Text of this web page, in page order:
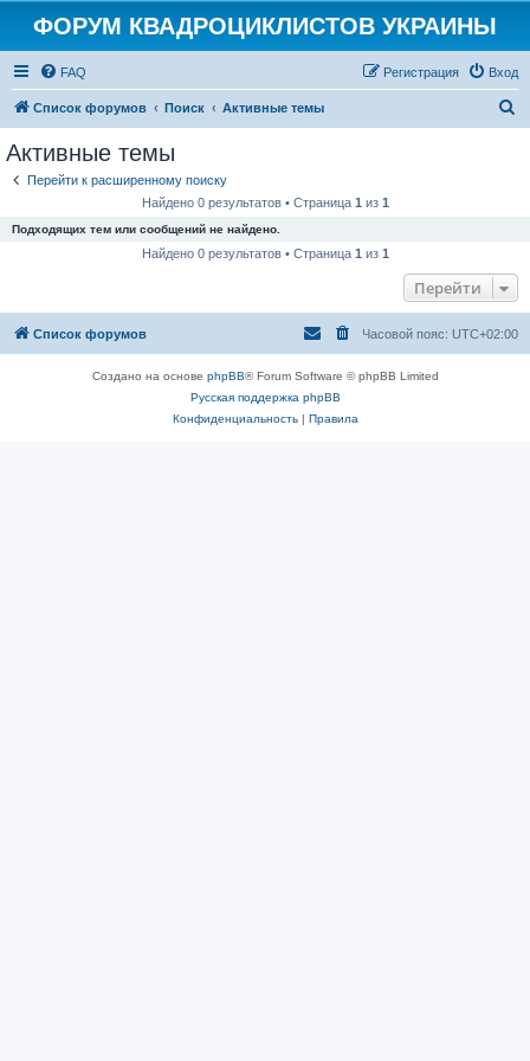
ФОРУМ КВАДРОЦИКЛИСТОВ УКРАИНЫ
FAQ Вход
Регистрация
Список форумов Поиск Активные темы
Активные темы
Перейти к расширенному поиску
Найдено 0 результатов • Страница 1 из 1
Подходящих тем или сообщений не найдено.
Найдено 0 результатов • Страница 1 из 1
Перейти
Список форумов Часовой пояс: UTC+02:00
Создано на основе phpBB® Forum Software © phpBB Limited
Русская поддержка phpBB
Конфиденциальность| Правила